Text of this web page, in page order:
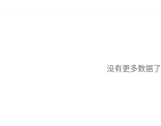
没有更多数据了